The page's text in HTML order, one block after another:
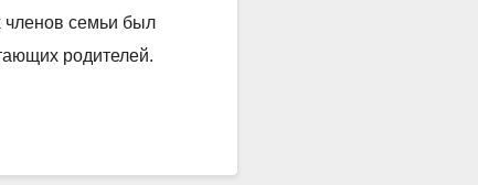
членов семьи был
родителей.